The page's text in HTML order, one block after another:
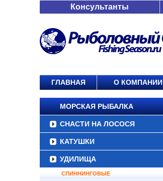
Консультанты
ГЛАВНАЯ О КОМПАНИИ
МОРСКАЯ РЫБАЛКА
СНАСТИ НА ЛОСОСЯ
КАТУШКИ
УДИЛИЩА
СПИННИНГОВЫЕ